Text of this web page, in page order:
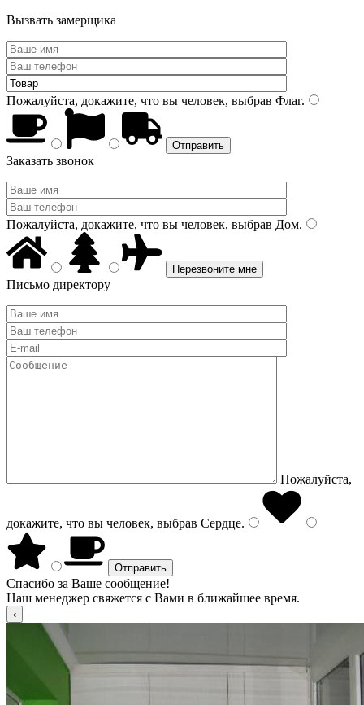
Вызвать замерщика
Пожалуйста, докажите, что вы человек, выбрав Флаг.
Заказать звонок
Пожалуйста, докажите, что вы человек, выбрав Дом.
Письмо директору
Пожалуйста,
докажите, что вы человек, выбрав Сердце.
Спасибо за Ваше сообщение!
Наш менеджер свяжется с Вами в ближайшее время.